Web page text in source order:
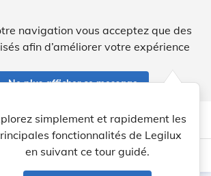
navigation vous acceptez que des
afin d’améliorer votre expérience
Ne plus afficher ce message
account_circle help Aide
simplement et rapidement les
fonctionnalités de Legilux
en suivant ce tour guidé.
light_mode dark_mode